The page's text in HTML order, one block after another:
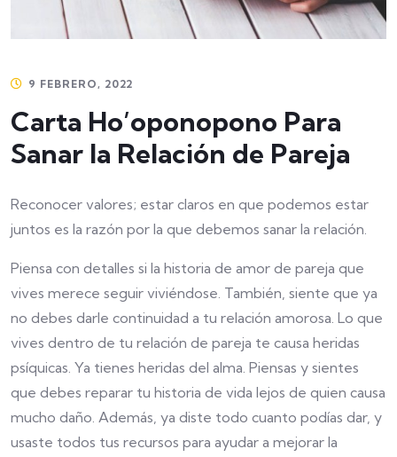
9 FEBRERO, 2022
Carta Ho’oponopono Para
Sanar la Relación de Pareja
Reconocer valores; estar claros en que podemos estar
juntos es la razón por la que debemos sanar la relación.
Piensa con detalles si la historia de amor de pareja que
vives merece seguir viviéndose. También, siente que ya
no debes darle continuidad a tu relación amorosa. Lo que
vives dentro de tu relación de pareja te causa heridas
psíquicas. Ya tienes heridas del alma. Piensas y sientes
que debes reparar tu historia de vida lejos de quien causa
mucho daño. Además, ya diste todo cuanto podías dar, y
usaste todos tus recursos para ayudar a mejorar la